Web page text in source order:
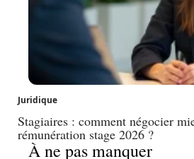
Juridique
Stagiaires : comment négocier
rémunération stage 2026 ?
À ne pas manquer